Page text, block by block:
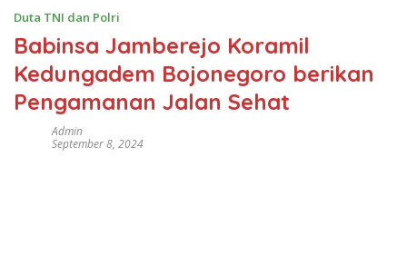
Duta TNI dan Polri
Babinsa Jamberejo Koramil
Kedungadem Bojonegoro berikan
Pengamanan Jalan Sehat
Admin
September 8, 2024